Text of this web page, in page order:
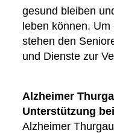
gesund bleiben
leben können.
stehen den
und Dienste zur
Alzheimer
Unterstützung
Alzheimer